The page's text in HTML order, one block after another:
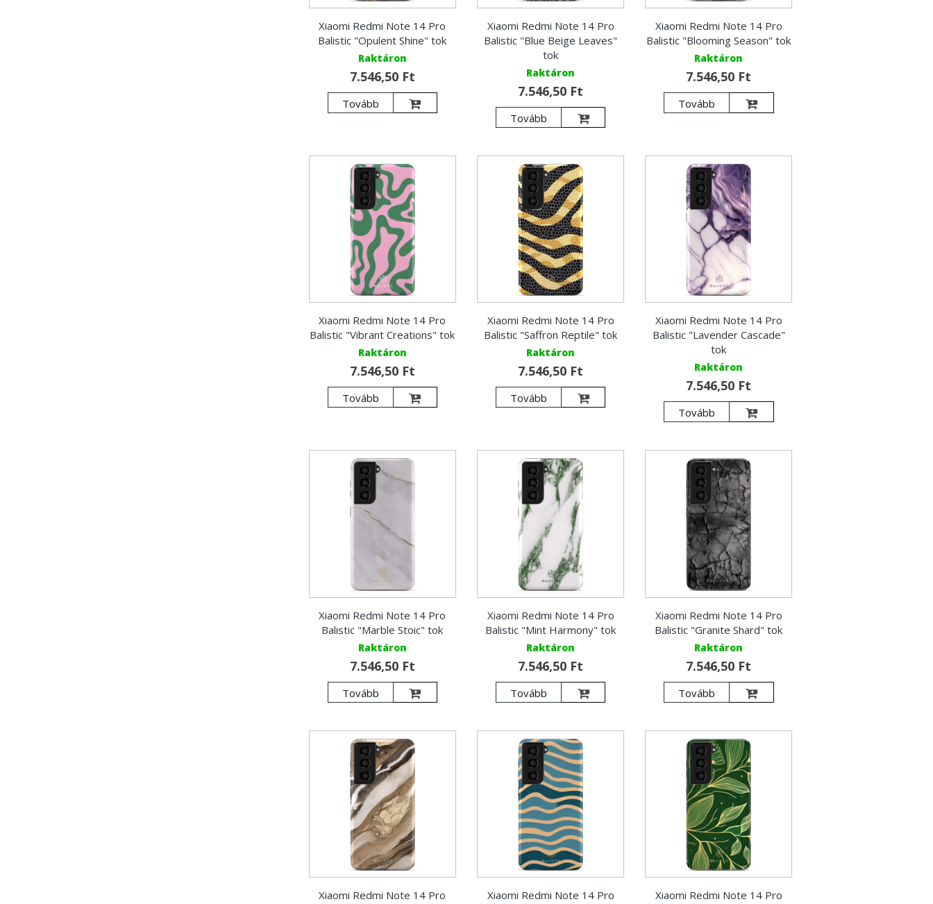
Xiaomi Redmi Note 14 Pro
Balistic "Opulent Shine" tok
Raktáron
7.546,50 Ft
Tovább
Xiaomi Redmi Note 14 Pro
Balistic "Blue Beige Leaves"
tok
Raktáron
7.546,50 Ft
Tovább
Xiaomi Redmi Note 14 Pro
Balistic "Blooming Season" tok
Raktáron
7.546,50 Ft
Tovább
Xiaomi Redmi Note 14 Pro
Balistic "Vibrant Creations" tok
Raktáron
7.546,50 Ft
Tovább
Xiaomi Redmi Note 14 Pro
Balistic "Saffron Reptile" tok
Raktáron
7.546,50 Ft
Tovább
Xiaomi Redmi Note 14 Pro
Balistic "Lavender Cascade"
tok
Raktáron
7.546,50 Ft
Tovább
Xiaomi Redmi Note 14 Pro
Balistic "Marble Stoic" tok
Raktáron
7.546,50 Ft
Tovább
Xiaomi Redmi Note 14 Pro
Balistic "Mint Harmony" tok
Raktáron
7.546,50 Ft
Tovább
Xiaomi Redmi Note 14 Pro
Balistic "Granite Shard" tok
Raktáron
7.546,50 Ft
Tovább
Xiaomi Redmi Note 14 Pro
Xiaomi Redmi Note 14 Pro
Xiaomi Redmi Note 14 Pro